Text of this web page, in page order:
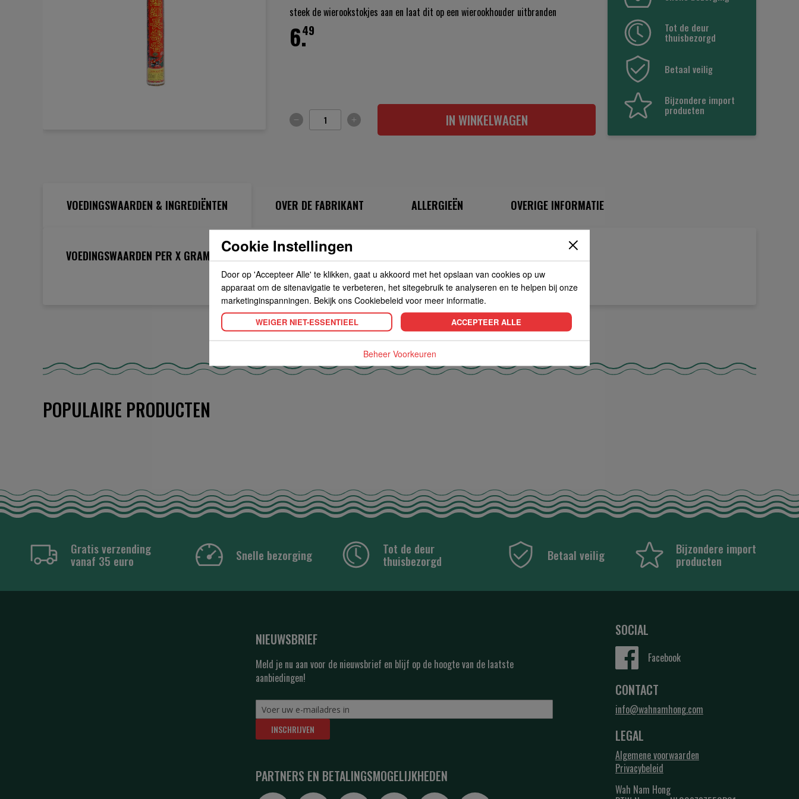
afbeeldingen-
steek de wierookstokjes aan en laat dit op een wierookhouder uitbranden
49
6.
IN WINKELWAGEN
Tot de deur
thuisbezorgd
Betaal veilig
Bijzondere import
producten
VOEDINGSWAARDEN & INGREDIËNTEN OVER DE FABRIKANT ALLERGIEËN OVERIGE INFORMATIE
VOEDINGSWAARDEN PER X GRAM
POPULAIRE PRODUCTEN
Gratis verzending
vanaf 35 euro Snelle bezorging Tot de deur
thuisbezorgd Betaal veilig Bijzondere import
producten
NIEUWSBRIEF
Meld je nu aan voor de nieuwsbrief en blijf op de hoogte van de laatste
aanbiedingen!
INSCHRIJVEN
PARTNERS EN BETALINGSMOGELIJKHEDEN
SOCIAL
Facebook
CONTACT
info@wahnamhong.com
LEGAL
Algemene voorwaarden
Privacybeleid
Wah Nam Hong
Cookie Instellingen
Door op 'Accepteer Alle' te klikken, gaat u akkoord met het opslaan van cookies op uw
apparaat om de sitenavigatie te verbeteren, het sitegebruik te analyseren en te helpen bij onze
marketinginspanningen. Bekijk ons Cookiebeleid voor meer informatie.
WEIGER NIET-ESSENTIEEL ACCEPTEER ALLE
Beheer Voorkeuren